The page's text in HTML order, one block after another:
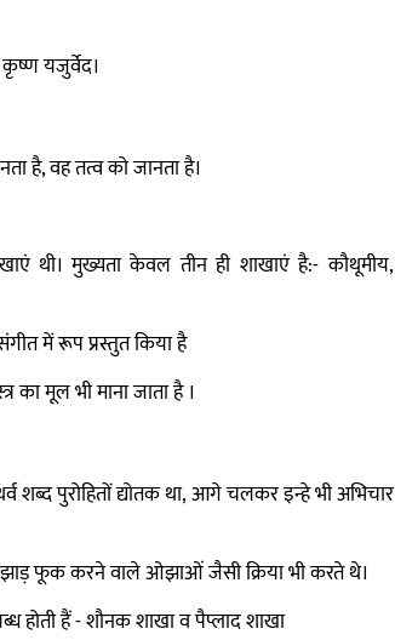
यजुर्वेद।
है, वह तत्व को जानता है।
थी। मुख्यता केवल तीन ही शाखाएं है:- कौथूमीय,
में रूप प्रस्तुत किया है
मूल भी माना जाता है ।
शब्द पुरोहितों द्योतक था, आगे चलकर इन्हे भी अभिचार
फूक करने वाले ओझाओं जैसी क्रिया भी करते थे।
हैं - शौनक शाखा व पैप्लाद शाखा